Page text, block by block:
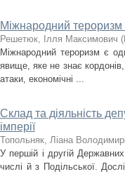
Міжнародний тероризм
Решетюк, Ілля Максимович (
Міжнародний тероризм є
явище, яке не знає
атаки, економічні ...
Склад та діяльність
імперії
Топольняк, Ліана
У першій і другій
числі й з Подільської.